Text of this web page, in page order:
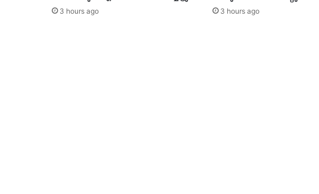
3 hours ago 3 hours ago